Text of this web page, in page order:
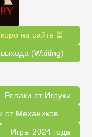
на сайте ⏳
(Waiting)
Репаки от Игрухи
от Механиков
Игры 2024 года